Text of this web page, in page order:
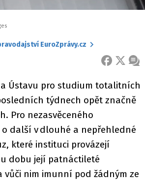
EuroZprávy.cz
FACEBOOK
X
Ústavu pro studium totalitních
týdnech opět značně
Pro nezasvěceného
další v dlouhé a nepřehledné
které instituci provázejí
dobu její patnáctileté
vůči nim imunní pod žádným ze